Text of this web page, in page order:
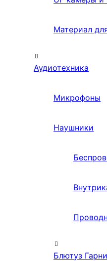
Материал
Аудиотехника
Микрофоны
Наушники
Блютуз